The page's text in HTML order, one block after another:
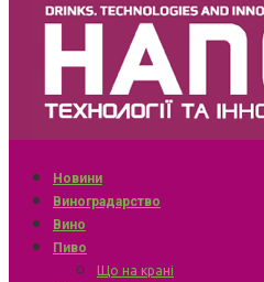
Новини
Виноградарство
Вино
Пиво
Що на крані